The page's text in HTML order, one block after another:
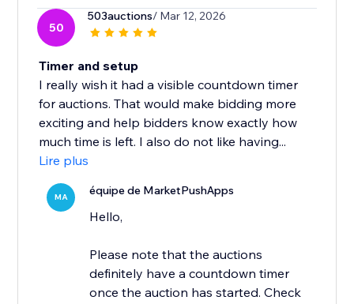
50
503auctions/ Mar 12, 2026
Timer and setup
I really wish it had a visible countdown timer
for auctions. That would make bidding more
exciting and help bidders know exactly how
much time is left. I also do not like having...
Lire plus
MA équipe de MarketPushApps
Hello,
Please note that the auctions
definitely have a countdown timer
once the auction has started. Check